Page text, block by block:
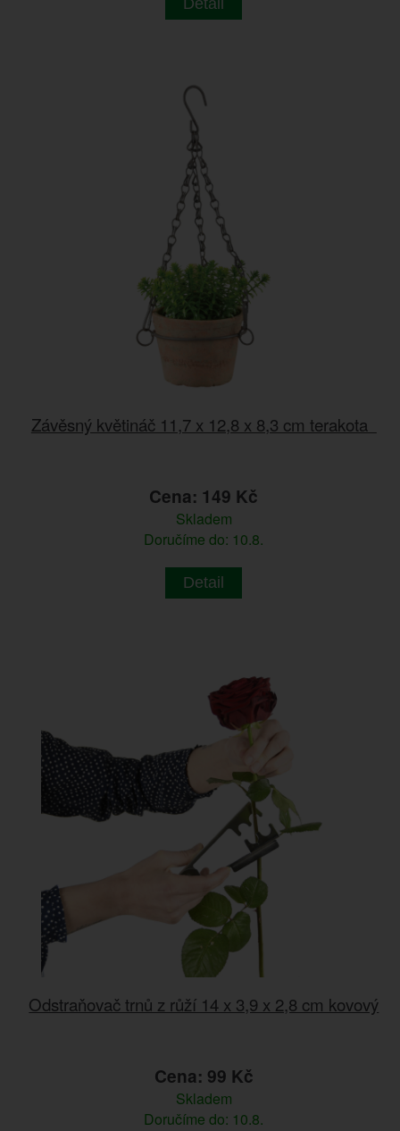
Závěsný květináč 11,7 x 12,8 x 8,3 cm terakota
Cena: 149 Kč
Skladem
Doručíme do: 10.8.
Detail
Odstraňovač trnů z růží 14 x 3,9 x 2,8 cm kovový
Cena: 99 Kč
Skladem
Doručíme do: 10.8.